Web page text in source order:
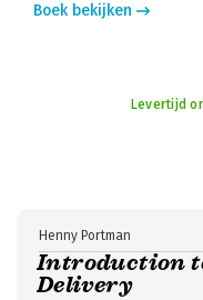
Boek bekijken
Levertijd
Introduction
Delivery
Henny Portman